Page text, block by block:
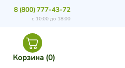
Корзина (0)
8 (800) 777-43-72
с 10:00 до 18:00